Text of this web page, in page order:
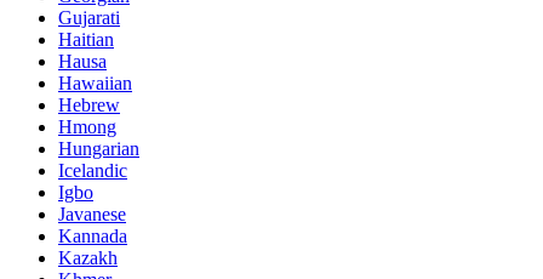
Gujarati
Haitian
Hausa
Hawaiian
Hebrew
Hmong
Hungarian
Icelandic
Igbo
Javanese
Kannada
Kazakh